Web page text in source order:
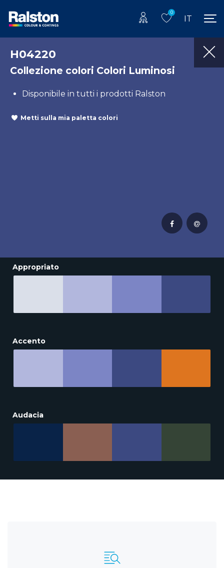
0
IT
H04220
Collezione colori Colori Luminosi
Disponibile in tutti i prodotti Ralston
Metti sulla mia paletta colori
Appropriato
Accento
Audacia